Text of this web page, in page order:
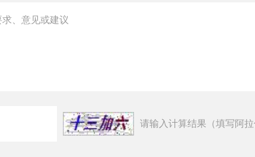
请输入计算结果（填写阿